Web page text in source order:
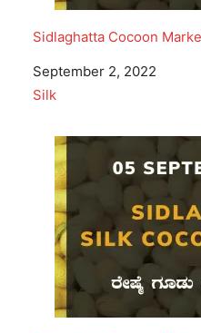
Sidlaghatta Cocoon
Date
September 2, 2022
In relation to
Silk